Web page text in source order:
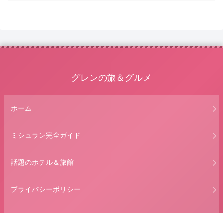
グレンの旅＆グルメ
ホーム
ミシュラン完全ガイド
話題のホテル＆旅館
プライバシーポリシー